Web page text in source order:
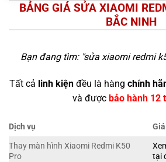
BẢNG GIÁ SỬA XIAOMI
BẮC NINH
Bạn đang tìm: "sửa xiaomi redmi
Tất cả linh kiện đều là hàng chính
và được bảo hành 12
Dịch vụ Giá
Thay màn hình Xiaomi Redmi K50
Pro
tại